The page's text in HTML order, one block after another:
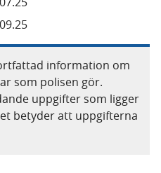
information om
som polisen gör.
uppgifter som ligger
betyder att uppgifterna